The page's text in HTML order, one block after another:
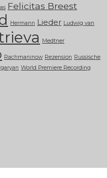
Felicitas Breest
Hermann Lieder Ludwig van
Medtner
Rachmaninow Rezension Russische
World Premiere Recording